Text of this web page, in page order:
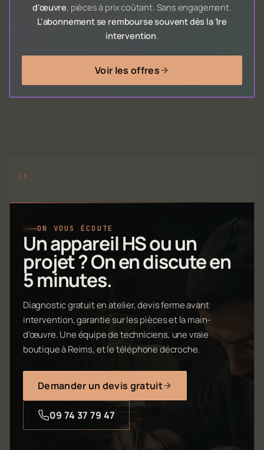
d'œuvre, pièces à prix coûtant. Sans engagement.
L'abonnement se rembourse souvent dès la 1re
intervention.
Voir les offres
ON VOUS ÉCOUTE
Un appareil HS ou un
projet ? On en discute en
5 minutes.
Diagnostic gratuit en atelier, devis ferme avant
intervention, garantie sur les pièces et la main-
d'œuvre. Une équipe de techniciens, une vraie
boutique à Reims, et le téléphone décroche.
Demander un devis gratuit
09 74 37 79 47